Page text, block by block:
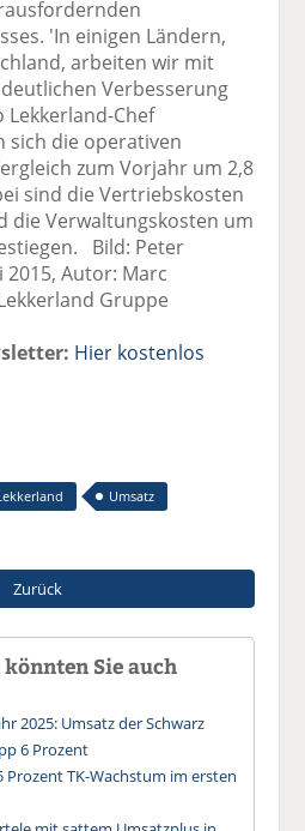
'In einigen Ländern,
arbeiten wir mit
Verbesserung
Lekkerland-Chef
sich die operativen
zum Vorjahr um 2,8
sind die Vertriebskosten
die Verwaltungskosten um
Bild: Peter
Autor: Marc
Gruppe
Hier kostenlos
Umsatz
Zurück
Sie auch
2025: Umsatz der Schwarz
6 Prozent
Prozent TK-Wachstum im ersten